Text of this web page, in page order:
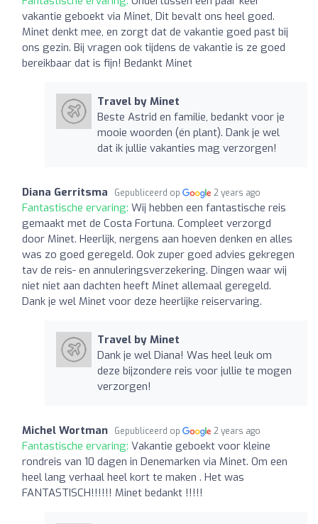
vakantie geboekt via Minet, Dit bevalt ons heel goed.
Minet denkt mee, en zorgt dat de vakantie goed past bij
ons gezin. Bij vragen ook tijdens de vakantie is ze goed
bereikbaar dat is fijn! Bedankt Minet
Travel by Minet
Beste Astrid en familie, bedankt voor je
mooie woorden (én plant). Dank je wel
dat ik jullie vakanties mag verzorgen!
Diana Gerritsma Gepubliceerd op 2 years ago
Fantastische ervaring: Wij hebben een fantastische reis
gemaakt met de Costa Fortuna. Compleet verzorgd
door Minet. Heerlijk, nergens aan hoeven denken en alles
was zo goed geregeld. Ook zuper goed advies gekregen
tav de reis- en annuleringsverzekering. Dingen waar wij
niet niet aan dachten heeft Minet allemaal geregeld.
Dank je wel Minet voor deze heerlijke reiservaring.
Travel by Minet
Dank je wel Diana! Was heel leuk om
deze bijzondere reis voor jullie te mogen
verzorgen!
Michel Wortman Gepubliceerd op 2 years ago
Fantastische ervaring: Vakantie geboekt voor kleine
rondreis van 10 dagen in Denemarken via Minet. Om een
heel lang verhaal heel kort te maken . Het was
FANTASTISCH!!!!!! Minet bedankt !!!!!